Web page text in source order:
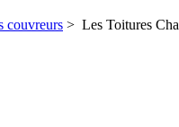
couvreurs > Les Toitures